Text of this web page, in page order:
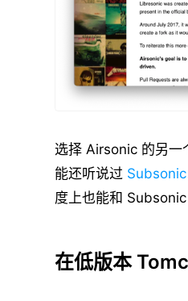
选择 Airsonic 的另一
能还听说过 Subsonic
度上也能和 Subsonic
在低版本